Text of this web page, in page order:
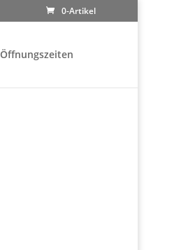
0-Artikel
Öffnungszeiten